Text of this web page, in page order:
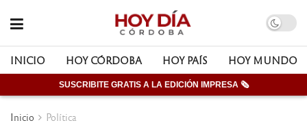
INICIO HOY CÓRDOBA HOY PAÍS HOY MUNDO
SUSCRIBITE GRATIS A LA EDICIÓN IMPRESA 🗞
Inicio Política